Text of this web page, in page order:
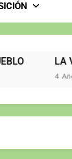
NUESTRO QUERIDO JUJAN
VACUNACIÓN